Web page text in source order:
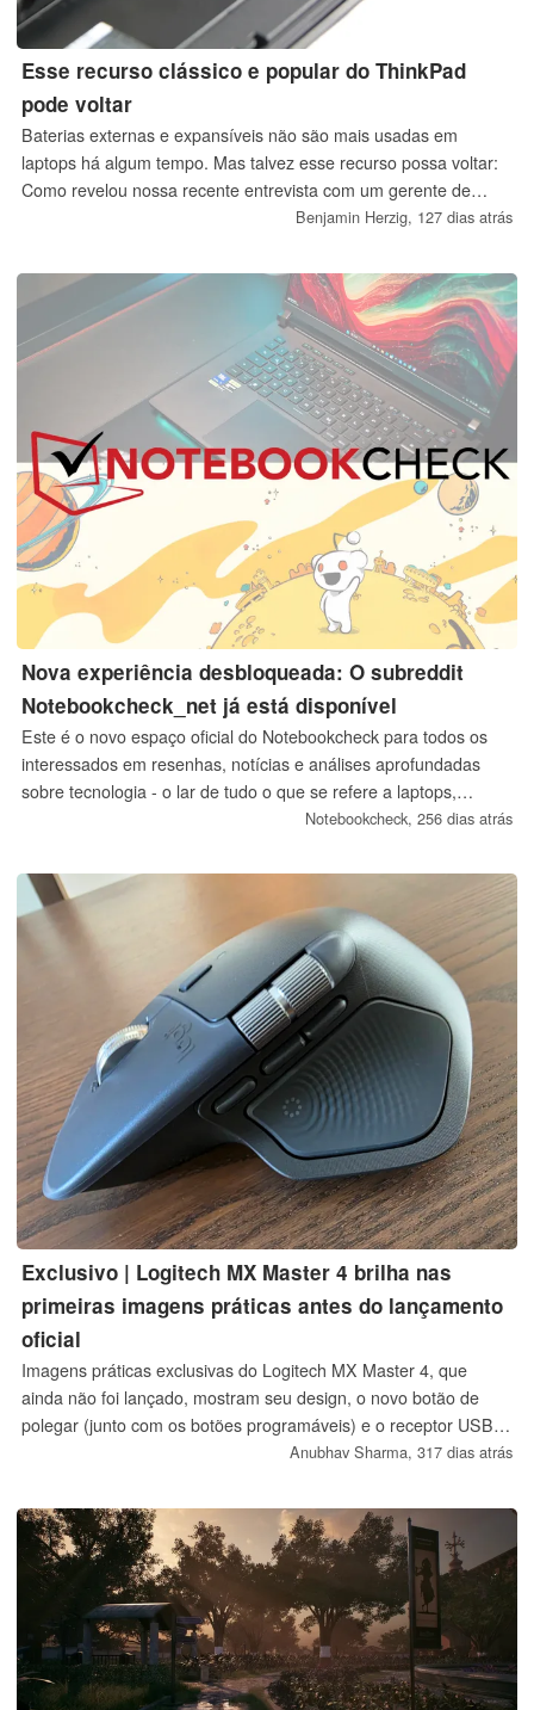
Esse recurso clássico e popular do ThinkPad
pode voltar
Baterias externas e expansíveis não são mais usadas em
laptops há algum tempo. Mas talvez esse recurso possa voltar:
Como revelou nossa recente entrevista com um gerente de
produto do ThinkPad sobre o novo ThinkPad T14 Gen 7, a
Benjamin Herzig, 127 dias atrás
Nova experiência desbloqueada: O subreddit
Notebookcheck_net já está disponível
Este é o novo espaço oficial do Notebookcheck para todos os
interessados em resenhas, notícias e análises aprofundadas
sobre tecnologia - o lar de tudo o que se refere a laptops,
smartphones, wearables e muito mais. Sinta-se à vontade para
discutir avaliações, publicar suas próprias descobertas e falar
sobre qualquer coisa relacionada à tecnologia. É um prazer ter
o senhor aqui!
Notebookcheck, 256 dias atrás
Exclusivo | Logitech MX Master 4 brilha nas
primeiras imagens práticas antes do lançamento
oficial
Imagens práticas exclusivas do Logitech MX Master 4, que
ainda não foi lançado, mostram seu design, o novo botão de
polegar (junto com os botões programáveis) e o receptor USB
Anubhav Sharma, 317 dias atrás